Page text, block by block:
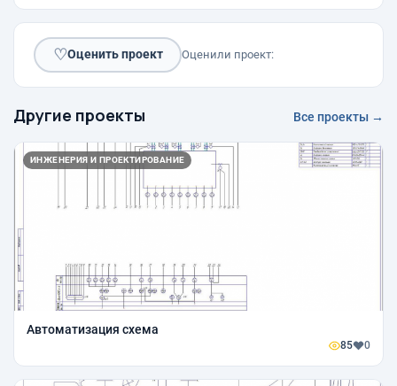
♡Оценить проект Оценили проект:
Другие проекты Все проекты →
ИНЖЕНЕРИЯ И ПРОЕКТИРОВАНИЕ
Автоматизация схема
85 0